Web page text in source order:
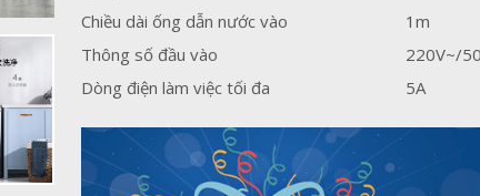
Chiều dài ống dẫn nước vào
1m
Thông số đầu vào
220V~/
Dòng điện làm việc tối đa
5A